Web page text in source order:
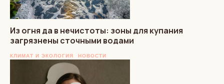
Из огня да в нечистоты: зоны для купания
загрязнены сточными водами
КЛИМАТ И ЭКОЛОГИЯ НОВОСТИ